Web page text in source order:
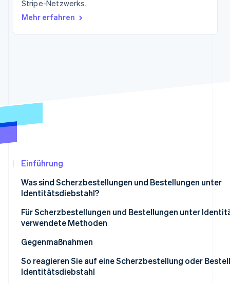
Betrugsprävention
Atlas
Ecosystem
Stripe App-Marktplatz
Stripe-Netzwerks.
Mehr erfahren
Einführung
Was sind Scherzbestellungen und Bestellungen unter
Identitätsdiebstahl?
Für Scherzbestellungen und Bestellungen unter
verwendete Methoden
Kreditkartenbetrug
Kontoübernahme
Gegenmaßnahmen
Stärken Sie die Identitätsverifizierung und die
So reagieren Sie auf eine Scherzbestellung oder
Identitätsdiebstahl